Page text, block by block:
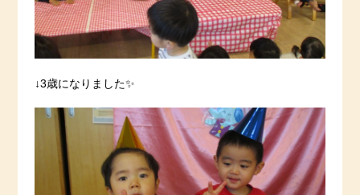
↓3歳になりました✨